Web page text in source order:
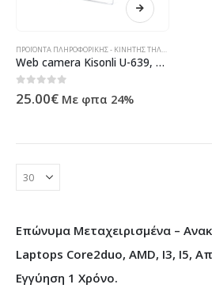
Web camera Kisonli U-639, Black – 3011
0out of 5
25.00€ Με φπα 24%
Επώνυμα Μεταχειρισμένα –
Laptops Core2duo, AMD, I3, I5,
Εγγύηση 1 Χρόνο.